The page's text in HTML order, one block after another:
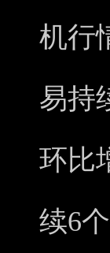
机行
易持
环比
续6